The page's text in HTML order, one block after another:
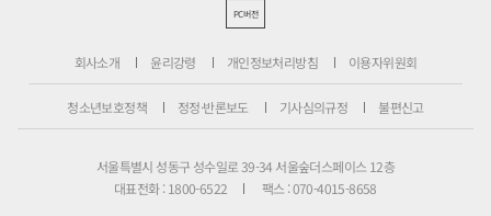
PC버전
회사소개 윤리강령 개인정보처리방침 이용자위원회
청소년보호정책 정정·반론보도 기사심의규정 불편신고
서울특별시 성동구 성수일로 39-34 서울숲더스페이스 12층
대표전화 : 1800-6522
팩스 : 070-4015-8658